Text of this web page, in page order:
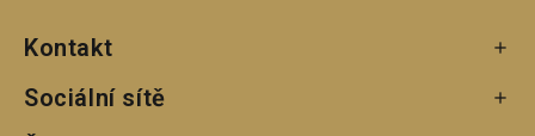
Kontakt 
Sociální sítě 